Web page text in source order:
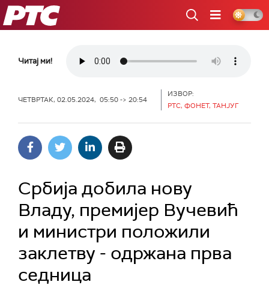
РТС
Читај ми!
ЧЕТВРТАК, 02.05.2024, 05:50 -> 20:54
ИЗВОР:
РТС, ФОНЕТ, ТАНЈУГ
Србија добила нову
Владу, премијер Вучевић
и министри положили
заклетву - одржана прва
седница